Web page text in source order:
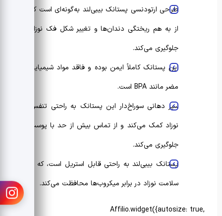
طراحی ارتودنسی پستانک بیبی‌لند به‌گونه‌ای است که
از به هم ریختگی دندان‌ها و تغییر شکل فک نوزاد
جلوگیری می‌کند.
این پستانک کاملاً ایمن بوده و فاقد مواد شیمیایی
مضر مانند BPA است.
سپر دهانی سوراخ‌دار این پستانک به راحتی تنفس
نوزاد کمک می‌کند و از تماس بیش از حد با پوست
جلوگیری می‌کند.
پستانک بیبی‌لند به راحتی قابل استریل است، که از
سلامت نوزاد در برابر میکروب‌ها محافظت می‌کند.
Affilio.widget({autosize: true,